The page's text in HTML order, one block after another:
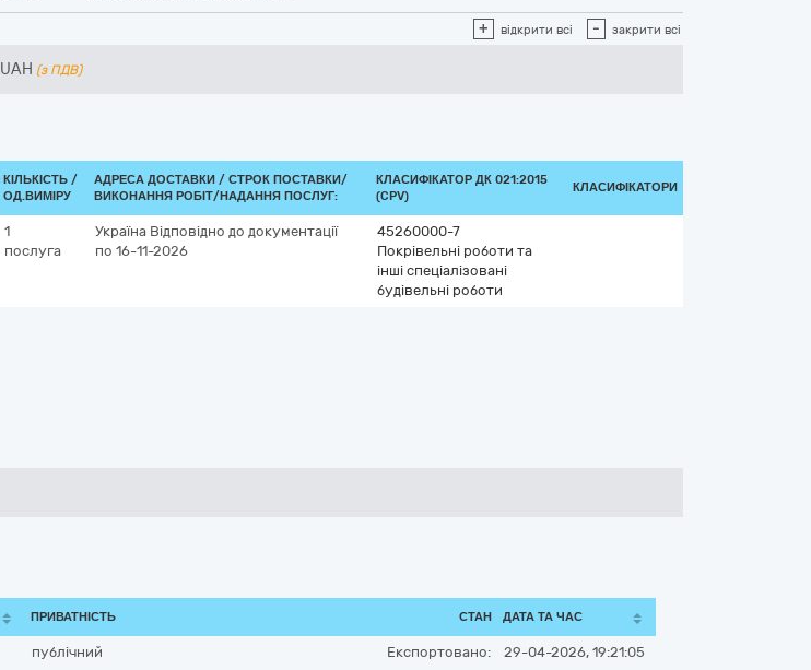
+ відкрити всі - закрити всі
UAH (з ПДВ)
КІЛЬКІСТЬ /
ОД.ВИМІРУ
АДРЕСА ДОСТАВКИ / СТРОК ПОСТАВКИ/
ВИКОНАННЯ РОБІТ/НАДАННЯ ПОСЛУГ:
КЛАСИФІКАТОР ДК 021:2015
(CPV)
КЛАСИФІКАТОРИ
1
послуга
Україна Відповідно до документації
по 16-11-2026
45260000-7
Покрівельні роботи та
інші спеціалізовані
будівельні роботи
ПРИВАТНІСТЬ СТАН ДАТА ТА ЧАС
публічний Експортовано: 29-04-2026, 19:21:05